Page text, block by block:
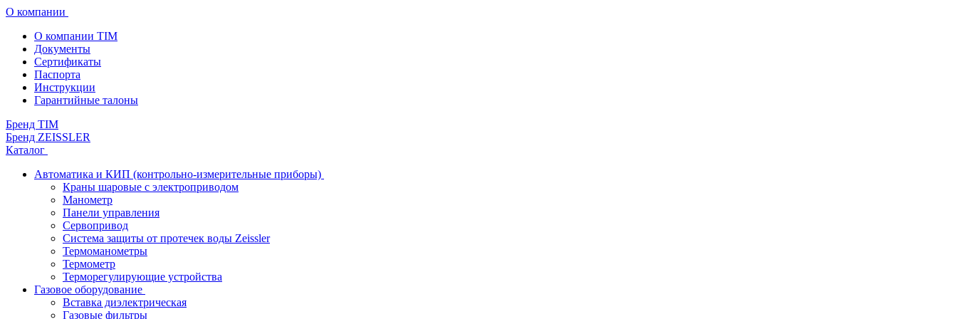
О компании
О компании TIM
Документы
Сертификаты
Паспорта
Инструкции
Гарантийные талоны
Бренд TIM
Бренд ZEISSLER
Каталог
Автоматика и КИП (контрольно-измерительные приборы)
Краны шаровые с электроприводом
Манометр
Панели управления
Сервопривод
Система защиты от протечек воды Zeissler
Термоманометры
Термометр
Терморегулирующие устройства
Газовое оборудование
Вставка диэлектрическая
Газовые фильтры